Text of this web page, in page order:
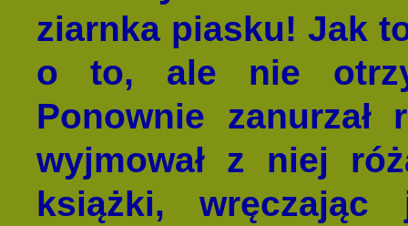
ziarnka piasku! Jak
o to, ale nie
Ponownie
wyjmował z niej
książki,